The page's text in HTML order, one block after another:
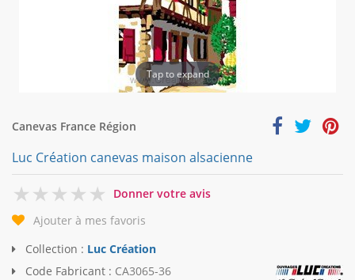
Tap to expand
Canevas France Région
Luc Création canevas maison alsacienne
0
Donner votre avis
Ajouter à mes favoris
Collection : Luc Création
Code Fabricant : CA3065-36